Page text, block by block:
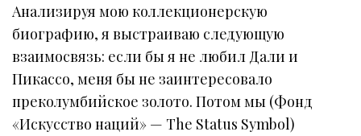
Анализируя мою коллекционерскую
биографию, я выстраиваю следующую
взаимосвязь: если бы я не любил Дали и
Пикассо, меня бы не заинтересовало
преколумбийское золото. Потом мы (Фонд
«Искусство наций» — The Status Symbol)